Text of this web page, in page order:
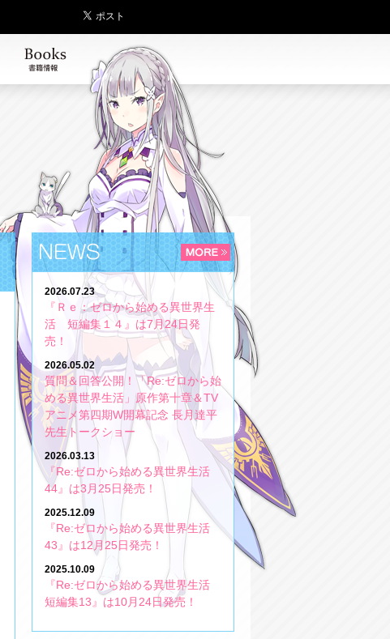
2026.07.23
『Ｒｅ：ゼロから始める異世界生
活 短編集１４』は7月24日発
売！
2026.05.02
質問＆回答公開！「Re:ゼロから始
める異世界生活」原作第十章＆TV
アニメ第四期W開幕記念 長月達平
先生トークショー
2026.03.13
『Re:ゼロから始める異世界生活
44』は3月25日発売！
2025.12.09
『Re:ゼロから始める異世界生活
43』は12月25日発売！
2025.10.09
『Re:ゼロから始める異世界生活
短編集13』は10月24日発売！